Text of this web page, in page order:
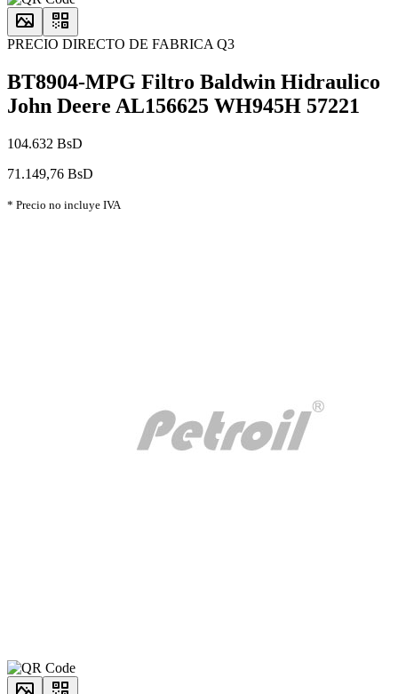
PRECIO DIRECTO DE FABRICA Q3
BT8904-MPG Filtro Baldwin Hidraulico
John Deere AL156625 WH945H 57221
104.632 BsD
71.149,76 BsD
* Precio no incluye IVA